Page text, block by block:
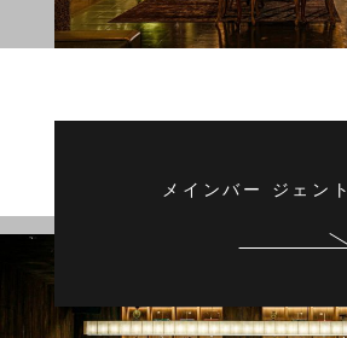
メインバー ジェン